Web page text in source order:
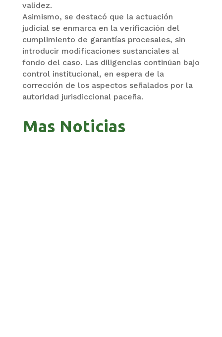
validez.
Asimismo, se destacó que la actuación
judicial se enmarca en la verificación del
cumplimiento de garantías procesales, sin
introducir modificaciones sustanciales al
fondo del caso. Las diligencias continúan bajo
control institucional, en espera de la
corrección de los aspectos señalados por la
autoridad jurisdiccional paceña.
Mas Noticias